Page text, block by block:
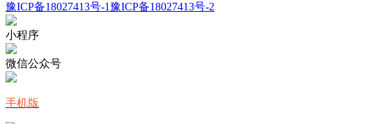
豫ICP备18027413号-1豫ICP备18027413号-2
小程序
微信公众号
手机版